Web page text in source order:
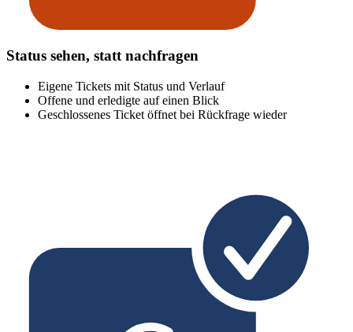
Status sehen, statt nachfragen
Eigene Tickets mit Status und Verlauf
Offene und erledigte auf einen Blick
Geschlossenes Ticket öffnet bei Rückfrage wieder